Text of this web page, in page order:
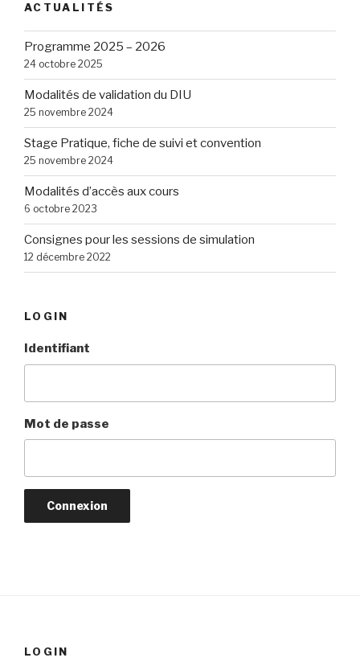
ACTUALITÉS
Programme 2025 – 2026
24 octobre 2025
Modalités de validation du DIU
25 novembre 2024
Stage Pratique, fiche de suivi et convention
25 novembre 2024
Modalités d’accès aux cours
6 octobre 2023
Consignes pour les sessions de simulation
12 décembre 2022
LOGIN
Identifiant
Mot de passe
LOGIN